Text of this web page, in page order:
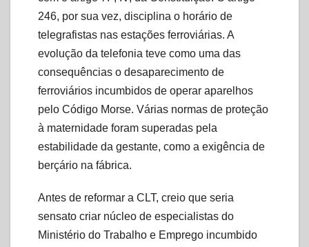
246, por sua vez, disciplina o horário de
telegrafistas nas estações ferroviárias. A
evolução da telefonia teve como uma das
consequências o desaparecimento de
ferroviários incumbidos de operar aparelhos
pelo Código Morse. Várias normas de proteção
à maternidade foram superadas pela
estabilidade da gestante, como a exigência de
berçário na fábrica.
Antes de reformar a CLT, creio que seria
sensato criar núcleo de especialistas do
Ministério do Trabalho e Emprego incumbido